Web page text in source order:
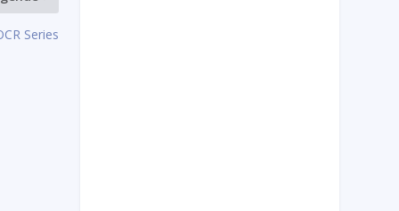
Series